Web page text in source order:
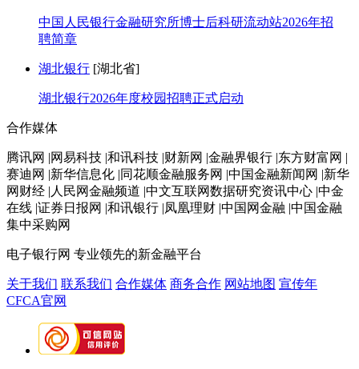
中国人民银行金融研究所博士后科研流动站2026年招
聘简章
湖北银行 [湖北省]
湖北银行2026年度校园招聘正式启动
合作媒体
腾讯网 |网易科技 |和讯科技 |财新网 |金融界银行 |东方财富网 |
赛迪网 |新华信息化 |同花顺金融服务网 |中国金融新闻网 |新华
网财经 |人民网金融频道 |中文互联网数据研究资讯中心 |中金
在线 |证券日报网 |和讯银行 |凤凰理财 |中国网金融 |中国金融
集中采购网
电子银行网 专业领先的新金融平台
关于我们 联系我们 合作媒体 商务合作 网站地图 宣传年
CFCA官网